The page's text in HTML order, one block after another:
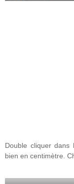
Double cliquer
bien en centimètre.